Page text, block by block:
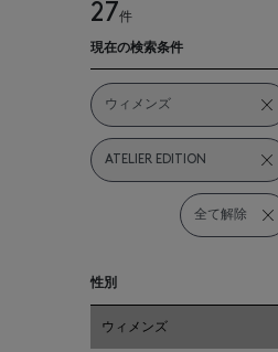
27件
現在の検索条件
ウィメンズ
ATELIER EDITION
全て解除
性別
ウィメンズ